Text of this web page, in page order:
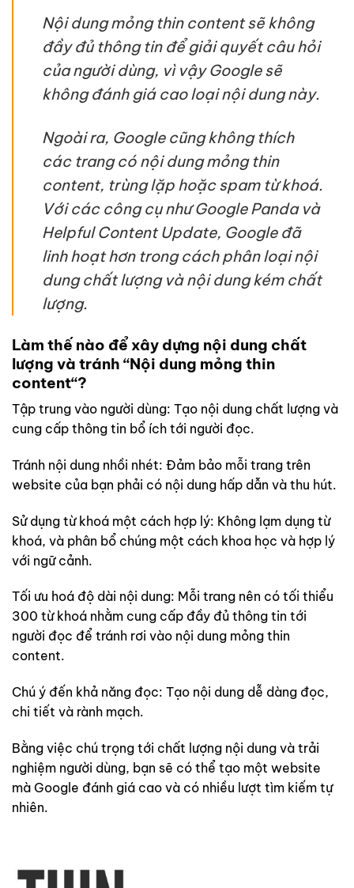
Nội dung mỏng thin content sẽ không
đầy đủ thông tin để giải quyết câu hỏi
của người dùng, vì vậy Google sẽ
không đánh giá cao loại nội dung này.
Ngoài ra, Google cũng không thích
các trang có nội dung mỏng thin
content, trùng lặp hoặc spam từ khoá.
Với các công cụ như Google Panda và
Helpful Content Update, Google đã
linh hoạt hơn trong cách phân loại nội
dung chất lượng và nội dung kém chất
lượng.
Làm thế nào để xây dựng nội dung chất
lượng và tránh “Nội dung mỏng thin
content“?
Tập trung vào người dùng: Tạo nội dung chất lượng và
cung cấp thông tin bổ ích tới người đọc.
Tránh nội dung nhồi nhét: Đảm bảo mỗi trang trên
website của bạn phải có nội dung hấp dẫn và thu hút.
Sử dụng từ khoá một cách hợp lý: Không lạm dụng từ
khoá, và phân bổ chúng một cách khoa học và hợp lý
với ngữ cảnh.
Tối ưu hoá độ dài nội dung: Mỗi trang nên có tối thiểu
300 từ khoá nhằm cung cấp đầy đủ thông tin tới
người đọc để tránh rơi vào nội dung mỏng thin
content.
Chú ý đến khả năng đọc: Tạo nội dung dễ dàng đọc,
chi tiết và rành mạch.
Bằng việc chú trọng tới chất lượng nội dung và trải
nghiệm người dùng, bạn sẽ có thể tạo một website
mà Google đánh giá cao và có nhiều lượt tìm kiếm tự
nhiên.